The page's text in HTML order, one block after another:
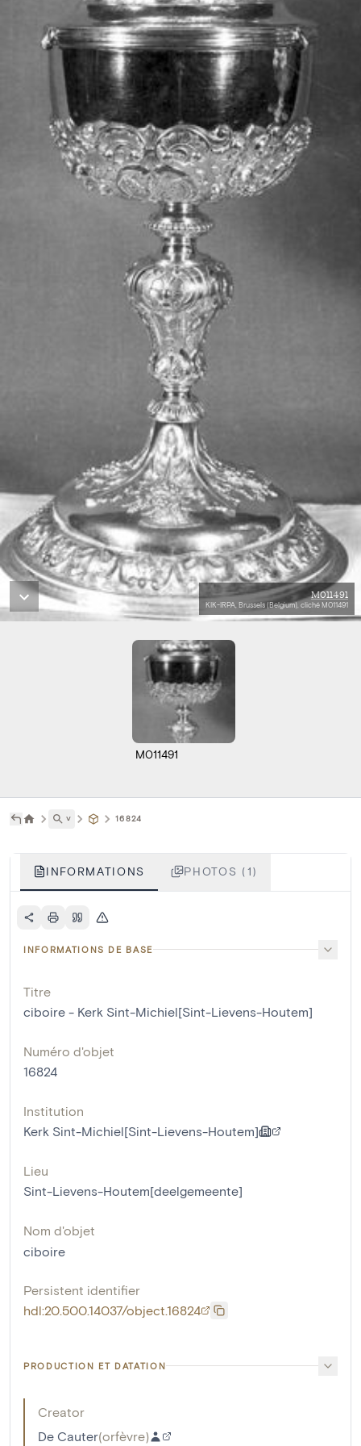
M011491
KIK-IRPA, Brussels (Belgium), cliché M011491
M011491
˅ 16824
INFORMATIONS PHOTOS (1)
INFORMATIONS DE BASE
Titre
ciboire - Kerk Sint-Michiel[Sint-Lievens-Houtem]
Numéro d'objet
16824
Institution
Kerk Sint-Michiel[Sint-Lievens-Houtem]
Lieu
Sint-Lievens-Houtem[deelgemeente]
Nom d'objet
ciboire
Persistent identifier
hdl:20.500.14037/object.16824
PRODUCTION ET DATATION
Creator
De Cauter(orfèvre)